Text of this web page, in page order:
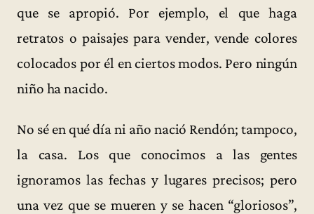
que se apropió. Por ejemplo, el que haga
retratos o paisajes para vender, vende colores
colocados por él en ciertos modos. Pero ningún
niño ha nacido.
No sé en qué día ni año nació Rendón; tampoco,
la casa. Los que conocimos a las gentes
ignoramos las fechas y lugares precisos; pero
una vez que se mueren y se hacen “gloriosos”,